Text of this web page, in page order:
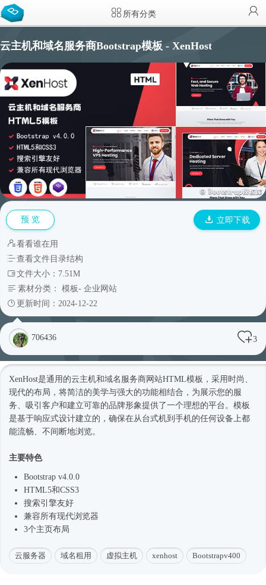
所有分类
云主机和域名服务商Bootstrap模板 - XenHost
预 览 立即下载
看看谁在用
查看文件目录结构
文件大小：7.51M
素材分类： 模板- 企业网站
更新时间：2024-12-22
706436 3
XenHost是通用的云主机和域名服务商网站HTML模板 ，采用 时尚
现代的布局，将简洁的美学与强大的功能相结合，为展示您的服
务、吸引客户和建立可靠的品牌形象提供了一个理想的平台。模板
是基于响应式设计建立的，确保在从台式机到手机的任何设备上都
能流畅、不间断地浏览。
主要特色
Bootstrap v4.0.0
HTML5和CSS3
搜索引擎友好
兼容所有现代浏览器
3个主页布局
云服务器 域名租用 虚拟主机 xenhost Bootstrapv400